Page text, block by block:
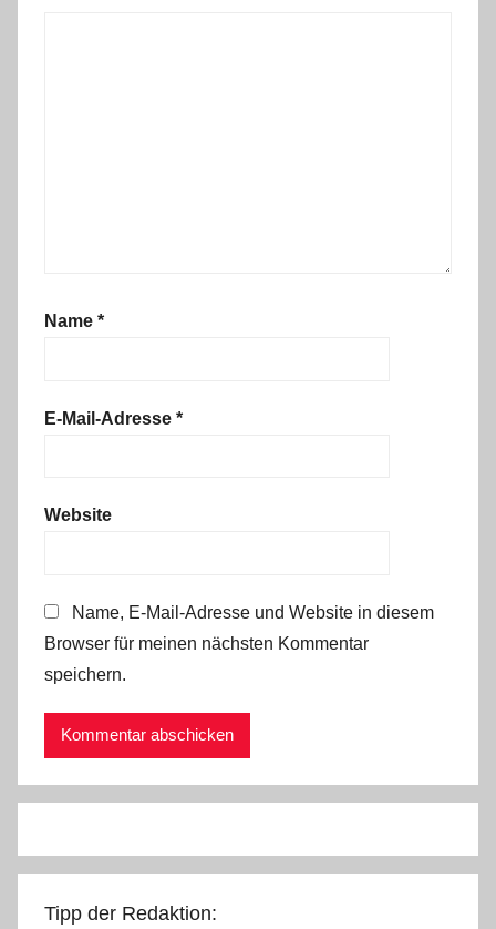
Name *
E-Mail-Adresse *
Website
Name, E-Mail-Adresse und Website in diesem
Browser für meinen nächsten Kommentar
speichern.
Tipp der Redaktion: